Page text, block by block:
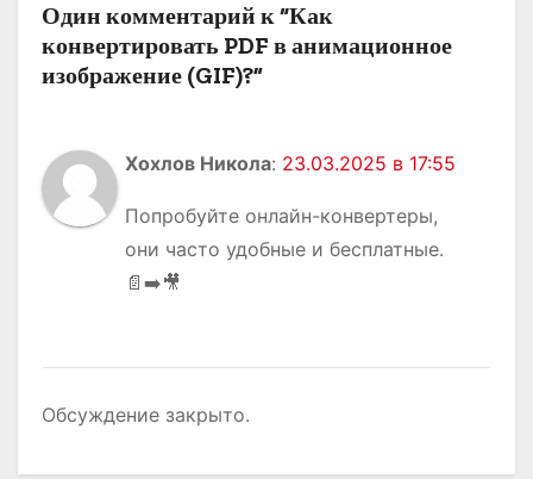
и
с
м
Один комментарий к “Как
конвертировать PDF в анимационное
изображение (GIF)?”
Хохлов Никола: 23.03.2025 в 17:55
Попробуйте онлайн-конвертеры,
они часто удобные и бесплатные.
📄➡️🎥
Обсуждение закрыто.